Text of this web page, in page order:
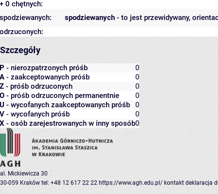
+ 0 chętnych:
spodziewanych - to jest przewidywany,
spodziewanych:
odrzuconych:
Szczegóły
P - nierozpatrzonych próśb
0
A - zaakceptowanych próśb
0
Z - próśb odrzuconych
0
O - próśb odrzuconych permanentnie
0
U - wycofanych zaakceptowanych próśb
0
V - wycofanych próśb
0
X - osób zarejestrowanych w inny sposób0
al. Mickiewicza 30
30-059 Kraków tel: +48 12 617 22 22 https://www.agh.edu.pl/ kontakt deklaracja